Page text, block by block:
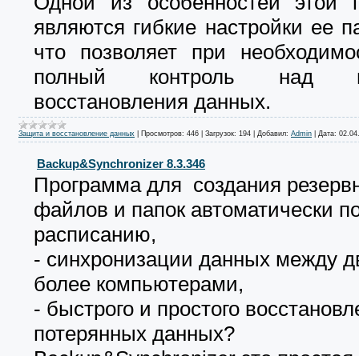
являются гибкие настройки ее
что позволяет при
полный контроль над
восстановления данных.
Защита и восстановление данных Просмотров: 446 Загрузок: 194 Добавил: Admin Дата:
Backup&Synchronizer 8.3.346
Программа для создания
файлов и папок автоматически
расписанию,
- синхронизации данных между
более компьютерами,
- быстрого и простого
потерянных данных?